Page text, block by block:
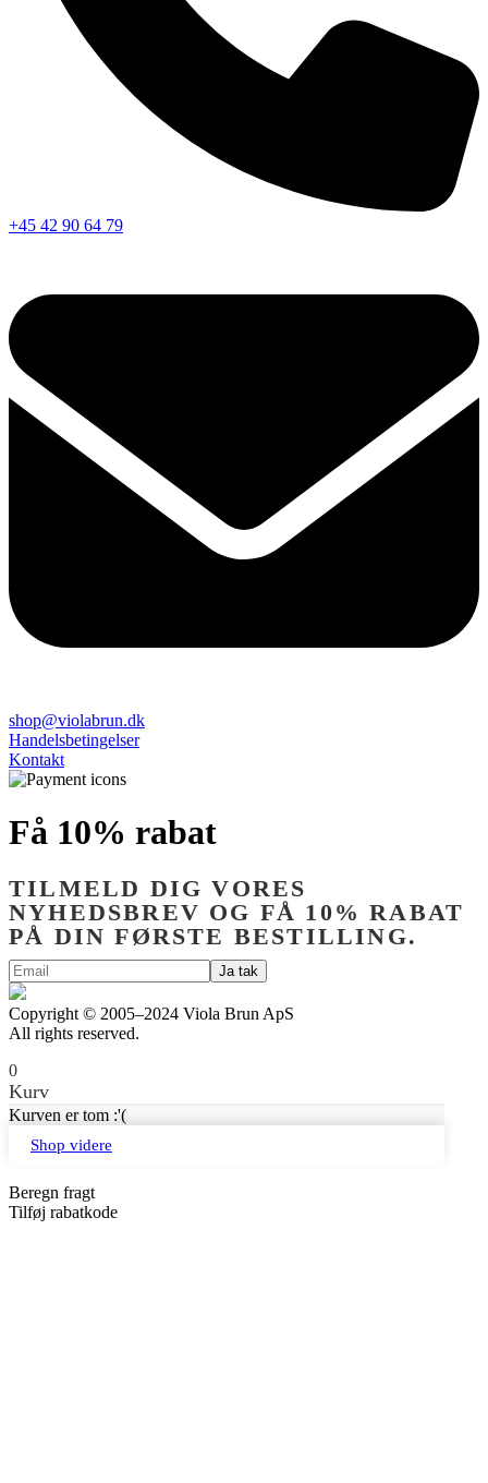
+45 42 90 64 79
shop@violabrun.dk
Handelsbetingelser
Kontakt
Få 10% rabat
TILMELD DIG VORES
NYHEDSBREV OG FÅ 10% RABAT
PÅ DIN FØRSTE BESTILLING.
Copyright © 2005–2024 Viola Brun ApS
All rights reserved.
0
Kurv
Kurven er tom :'(
Shop videre
Beregn fragt
Tilføj rabatkode